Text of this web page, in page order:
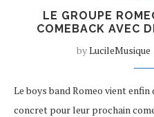
LE GROUPE
COMEBACK AVEC
byLucileMusique
Le boys band Romeo vient
concret pour leur prochain